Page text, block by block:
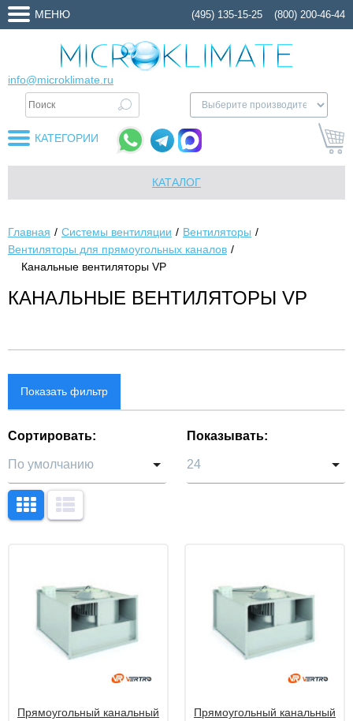
МЕНЮ (495) 135-15-25 (800) 200-46-44
info@microklimate.ru
КАТЕГОРИИ
КАТАЛОГ
Главная Системы вентиляции
Вентиляторы
Вентиляторы для прямоугольных каналов
Канальные вентиляторы VP
КАНАЛЬНЫЕ ВЕНТИЛЯТОРЫ VP
Показать фильтр
Сортировать: Показывать:
Прямоугольный канальный
Прямоугольный канальный